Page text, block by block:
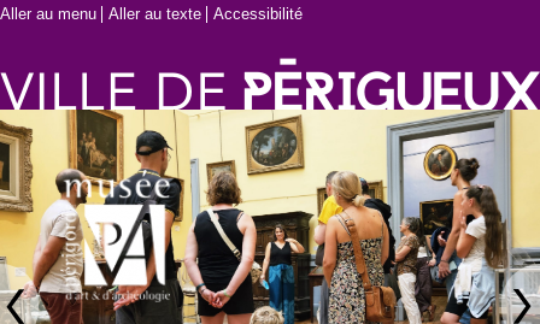
Aller au menu Aller au texte Accessibilité